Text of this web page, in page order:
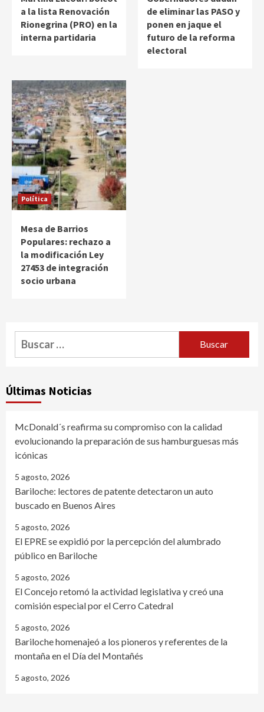
a la lista Renovación
Rionegrina (PRO) en la
interna partidaria
de eliminar las PASO y
ponen en jaque el
futuro de la reforma
electoral
Política
Mesa de Barrios
Populares: rechazo a
la modificación Ley
27453 de integración
socio urbana
Buscar:
Últimas Noticias
McDonald´s reafirma su compromiso con la calidad
evolucionando la preparación de sus hamburguesas más
icónicas
5 agosto, 2026
Bariloche: lectores de patente detectaron un auto
buscado en Buenos Aires
5 agosto, 2026
El EPRE se expidió por la percepción del alumbrado
público en Bariloche
5 agosto, 2026
El Concejo retomó la actividad legislativa y creó una
comisión especial por el Cerro Catedral
5 agosto, 2026
Bariloche homenajeó a los pioneros y referentes de la
montaña en el Día del Montañés
5 agosto, 2026